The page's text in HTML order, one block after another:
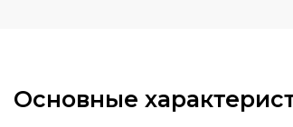
Основные